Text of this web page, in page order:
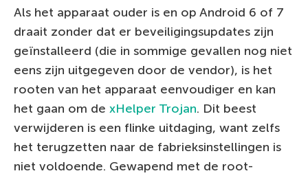
Als het apparaat ouder is en op Android 6 of 7
draait zonder dat er beveiligingsupdates zijn
geïnstalleerd (die in sommige gevallen nog niet
eens zijn uitgegeven door de vendor), is het
rooten van het apparaat eenvoudiger en kan
het gaan om de xHelper Trojan. Dit beest
verwijderen is een flinke uitdaging, want zelfs
het terugzetten naar de fabrieksinstellingen is
niet voldoende. Gewapend met de root-